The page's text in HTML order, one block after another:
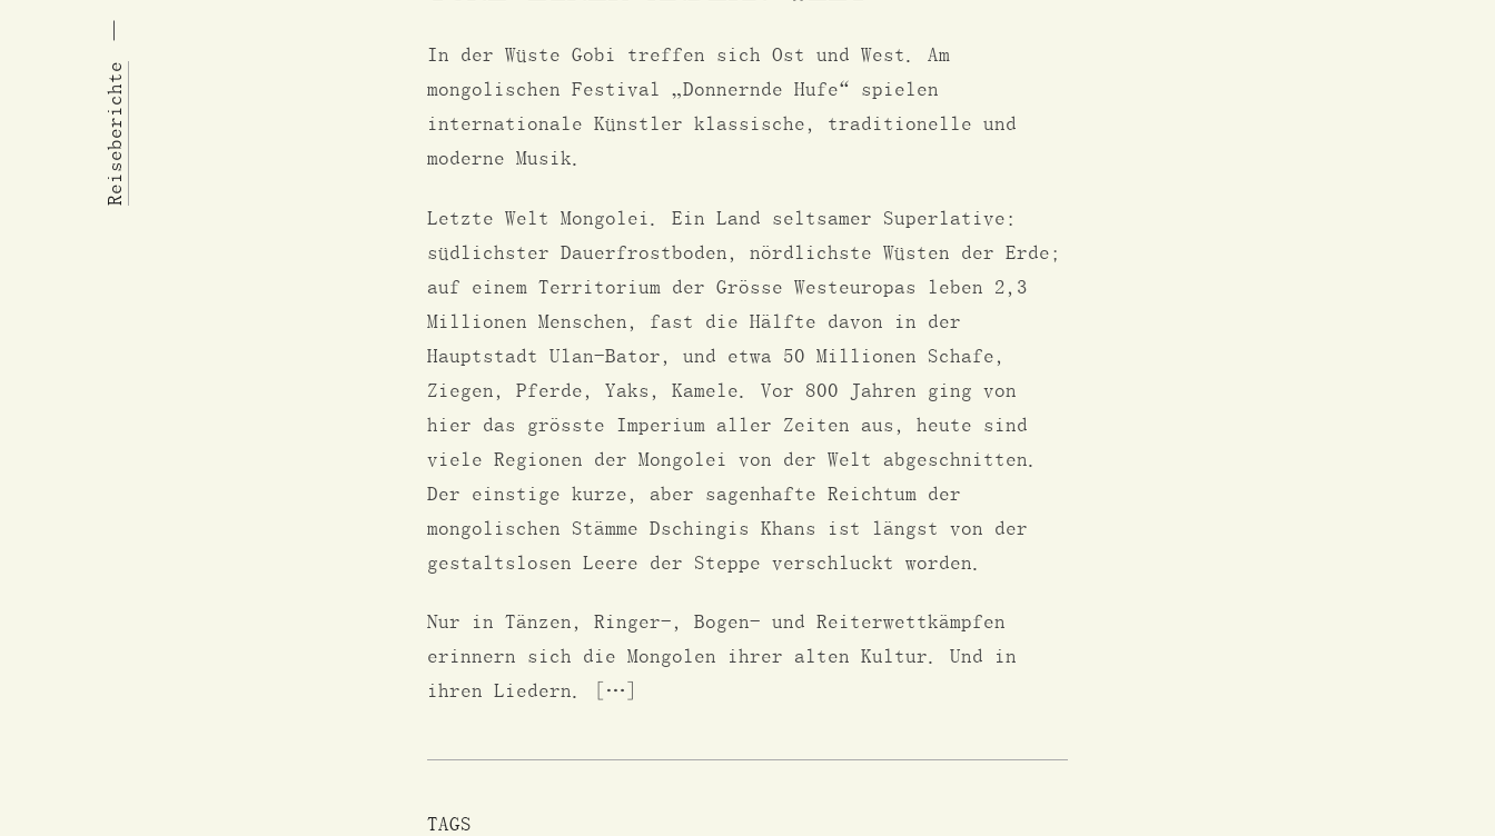
Reiseberichte
In der Wüste Gobi treffen sich Ost und West. Am
mongolischen Festival „Donnernde Hufe“ spielen
internationale Künstler klassische, traditionelle und
moderne Musik.
Letzte Welt Mongolei. Ein Land seltsamer Superlative:
südlichster Dauerfrostboden, nördlichste Wüsten der Erde;
auf einem Territorium der Grösse Westeuropas leben 2,3
Millionen Menschen, fast die Hälfte davon in der
Hauptstadt Ulan-Bator, und etwa 50 Millionen Schafe,
Ziegen, Pferde, Yaks, Kamele. Vor 800 Jahren ging von
hier das grösste Imperium aller Zeiten aus, heute sind
viele Regionen der Mongolei von der Welt abgeschnitten.
Der einstige kurze, aber sagenhafte Reichtum der
mongolischen Stämme Dschingis Khans ist längst von der
gestaltslosen Leere der Steppe verschluckt worden.
Nur in Tänzen, Ringer-, Bogen- und Reiterwettkämpfen
erinnern sich die Mongolen ihrer alten Kultur. Und in
ihren Liedern. […]
TAGS